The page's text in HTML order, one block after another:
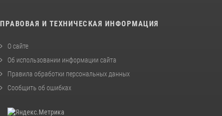
ПРАВОВАЯ И ТЕХНИЧЕСКАЯ ИНФОРМАЦИЯ
О сайте
Об использовании информации сайта
Правила обработки персональных данных
Сообщить об ошибках